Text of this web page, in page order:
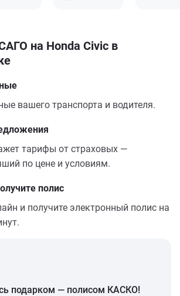
на Honda Civic в
вашего транспорта и водителя.
тарифы от страховых —
по цене и условиям.
полис
и получите электронный полис на
подарком — полисом КАСКО!